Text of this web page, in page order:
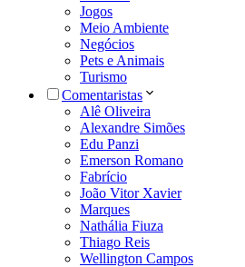
Jogos
Meio Ambiente
Negócios
Pets e Animais
Turismo
Comentaristas
Alê Oliveira
Alexandre Simões
Edu Panzi
Emerson Romano
Fabrício
João Vitor Xavier
Marques
Nathália Fiuza
Thiago Reis
Wellington Campos